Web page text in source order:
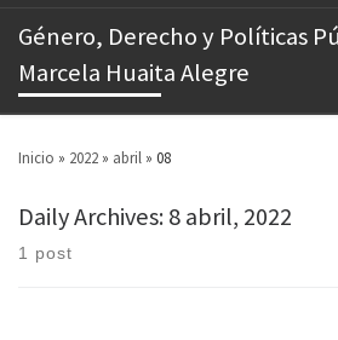
Género, Derecho y Políticas
Marcela Huaita Alegre
Inicio » 2022 » abril » 08
Daily Archives:8 abril, 2022
1 post